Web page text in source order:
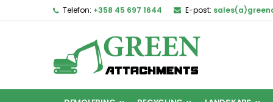
Telefon: +358 45 697 1644 E-post: